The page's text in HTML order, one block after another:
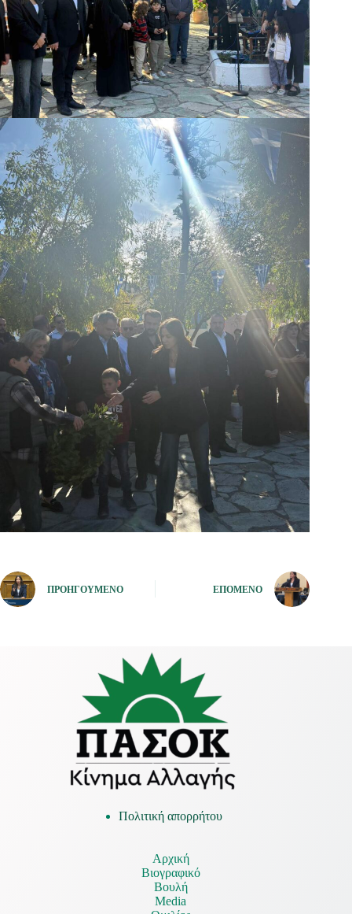
ΠΡΟΗΓΟΎΜΕΝΟ ΕΠΌΜΕΝΟ
Πολιτική απορρήτου
Αρχική
Βιογραφικό
Βουλή
Media